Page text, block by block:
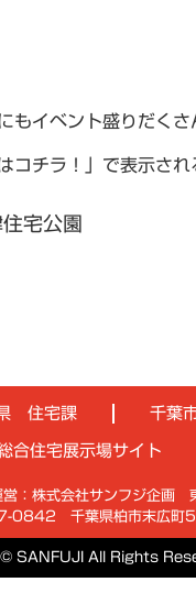
もイベント盛りだくさ
はコチラ！」で表示さ
宅公園
住宅課 千葉
合住宅展示場サイト
営：株式会社サンフジ企画
0842 千葉県柏市末広
SANFUJI All Rights